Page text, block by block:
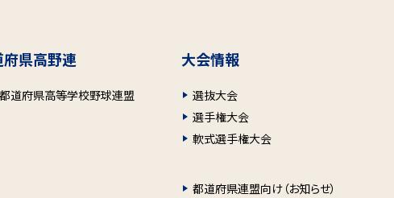
県高野連
道府県高等学校野球連盟
大会情報
選抜大会
選手権大会
軟式選手権大会
都道府県連盟向け（お知らせ）